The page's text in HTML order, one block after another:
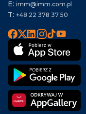
E: imm@imm.com.pl
T: +48 22 378 37 50